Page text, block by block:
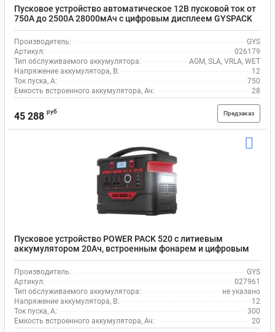
Пусковое устройство автоматическое 12В пусковой ток от
750А до 2500А 28000мАч с цифровым дисплеем GYSPACK
750 GYS 026179
Производитель:
GYS
Артикул:
026179
Тип обслуживаемого аккумулятора:
AGM, SLA, VRLA, WET
Напряжение аккумулятора, В:
12
Ток пуска, А:
750
Емкость встроенного аккумулятора, Ач:
28
45 288 руб Предзаказ
Пусковое устройство POWER PACK 520 с литиевым
аккумулятором 20Ач, встроенным фонарем и цифровым
дисплеем, 12В/230В, GYS 027961
Производитель:
GYS
Артикул:
027961
Тип обслуживаемого аккумулятора:
не указано
Напряжение аккумулятора, В:
12
Ток пуска, А:
300
Емкость встроенного аккумулятора, Ач:
20